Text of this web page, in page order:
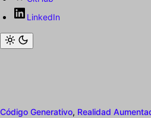
LinkedIn
Código Generativo, Realidad